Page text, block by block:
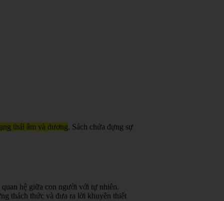
thái âm và dương. Sách chứa đựng sự
hệ giữa con người với tự nhiên.
thách thức và đưa ra lời khuyên thiết